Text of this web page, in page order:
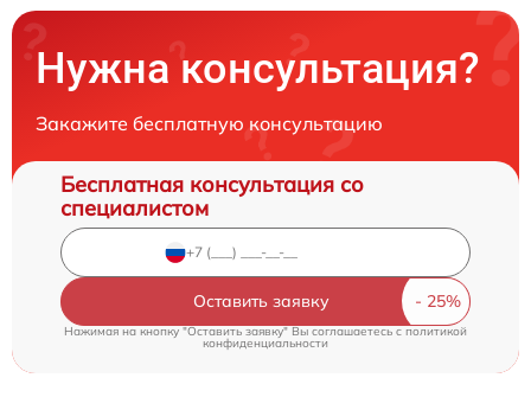
Нужна консультация?
Закажите бесплатную консультацию
Бесплатная консультация со
специалистом
Оставить заявку
Нажимая на кнопку "Оставить заявку" Вы соглашаетесь cполитикой
конфиденциальности